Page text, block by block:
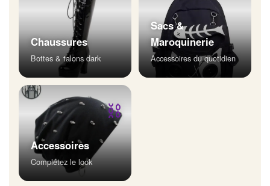
Chaussures
Bottes & talons dark
Sacs &
Maroquinerie
Accessoires du quotidien
⛓
Accessoires
Complétez le look